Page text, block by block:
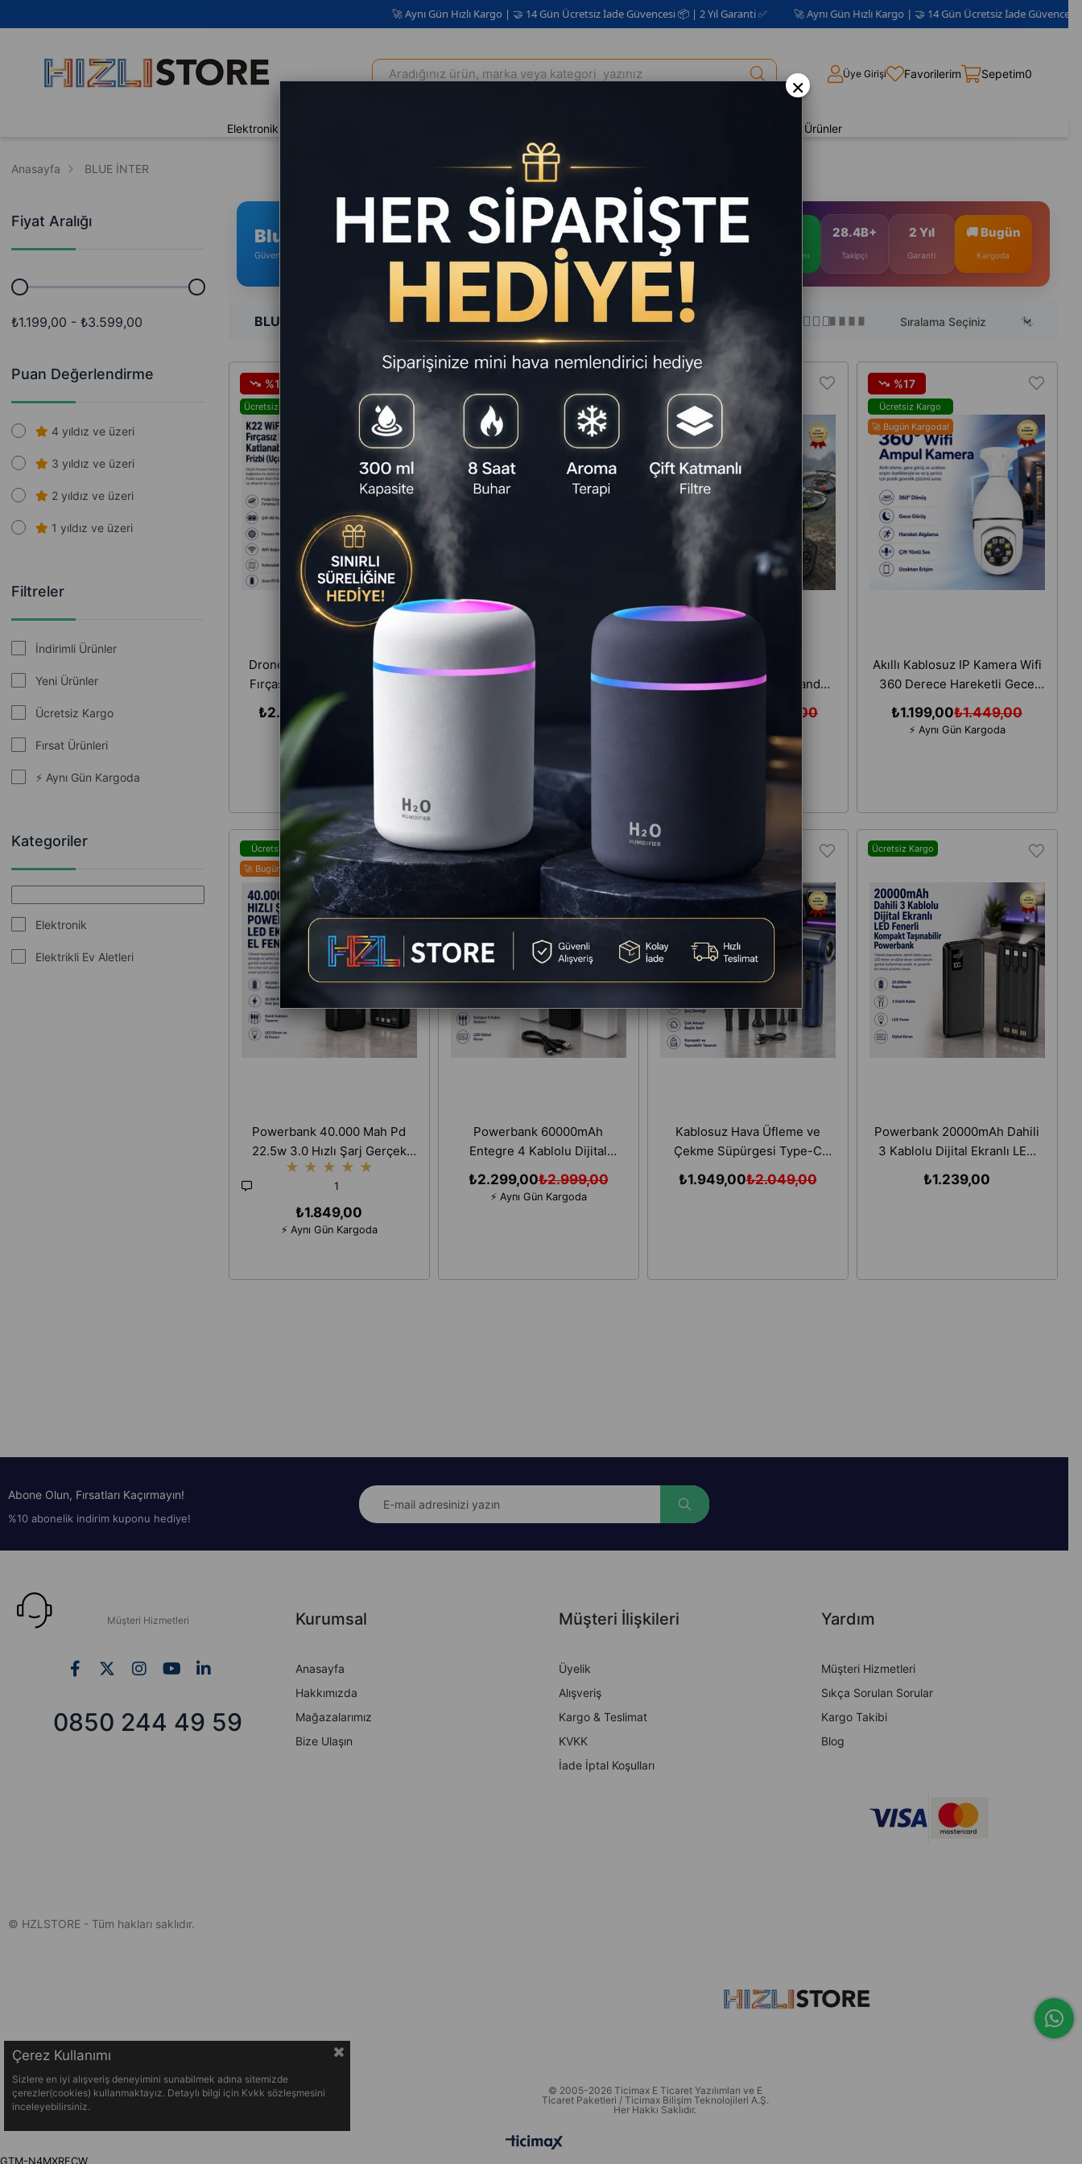
🚀 Aynı Gün Hızlı Kargo | 🤝 14 Gün Ücretsiz İade Güvencesi 📦 | 2 Yıl Garanti ✅ 🚀 Aynı Gün Hızlı Kargo | 🤝 14 Gün Ücretsiz İade Güvencesi 📦 | 2
Üye Girişi Favorilerim Sepetim0
Elektronik Yenilenmiş Ürünler
Anasayfa BLUE İNTER
Fiyat Aralığı
₺1.199,00 - ₺3.599,00
Puan Değerlendirme
4 yıldız ve üzeri
3 yıldız ve üzeri
2 yıldız ve üzeri
1 yıldız ve üzeri
Filtreler
İndirimli Ürünler
Yeni Ürünler
Ücretsiz Kargo
Fırsat Ürünleri
⚡ Aynı Gün Kargoda
Kategoriler
Elektronik
Elektrikli Ev Aletleri
Blue İnter
Güvenilir Alışveriş • Hızlı Teslimat • Kaliteli Ürün Satıcı Puanı
28.4B+
Takipçi
2 Yıl
Garanti
🚚 Bugün
Kargoda
BLUE İNTER
Drone WiFi HD Çift Kameralı
Fırçasız Motorlu Katlanabilir
Frizbi (Uçan Disk) Fırlatma
Özellikli K22 Drone
₺2.949,00₺3.499,00
%16
Ücretsiz Kargo
Drone HD Kameralı
Katlanabilir Brushless Motorlu
Ücretsiz Kargo
Katlanabilir Ekranlı Kumanda,
360° Dönüşlü M22 DRONE
₺4.599,00
Ücretsiz Kargo
Akıllı Kablosuz IP Kamera Wifi
360 Derece Hareketli Gece
Kamera Güvenlik
₺1.199,00₺1.449,00
⚡ Aynı Gün Kargoda
%17
Ücretsiz Kargo
🚀 Bugün Kargoda!
Powerbank 40.000 Mah Pd
22.5w 3.0 Hızlı Şarj Gerçek
Taşınabilir Çoklu Kablolu
İphone Android Uyumlu
Taşınabilir Şarj Cihazı
★ ★ ★ ★ ★
1
₺1.849,00
⚡ Aynı Gün Kargoda
Ücretsiz Kargo
🚀 Bugün Kargoda!
Powerbank 60000mAh
Entegre 4 Kablolu Dijital
Ekranlı LED Fenerli Hızlı Şarj
Taşınabilir Şarj Cihazı
₺2.299,00₺2.999,00
⚡ Aynı Gün Kargoda
%23
Kablosuz Hava Üfleme ve
Çekme Süpürgesi Type-C
Şarjlı Ev Araba Ofis Temizlik
Cihazı
₺1.949,00₺2.049,00
🚀 Bugün Kargoda!
Powerbank 20000mAh Dahili
3 Kablolu Dijital Ekranlı LED
Fenerli Kompakt Taşınabilir
Şarj Cihazı
₺1.239,00
Ücretsiz Kargo
Abone Olun, Fırsatları Kaçırmayın!
%10 abonelik indirim kuponu hediye!
Müşteri Hizmetleri
0850 244 49 59
Kurumsal
Anasayfa
Hakkımızda
Mağazalarımız
Bize Ulaşın
Müşteri İlişkileri
Üyelik
Alışveriş
Kargo & Teslimat
KVKK
İade İptal Koşulları
Yardım
Müşteri Hizmetleri
Sıkça Sorulan Sorular
Kargo Takibi
Blog
© HZLSTORE - Tüm hakları saklıdır.
© 2005-2026 Ticimax E Ticaret Yazılımları ve E
Ticaret Paketleri / Ticimax Bilişim Teknolojileri A.Ş.
Her Hakkı Saklıdır.
GTM-N4MXRFCW
Çerez Kullanımı
Sizlere en iyi alışveriş deneyimini sunabilmek adına sitemizde
çerezler(cookies) kullanmaktayız. Detaylı bilgi için Kvkk sözleşmesini
inceleyebilirsiniz.
×